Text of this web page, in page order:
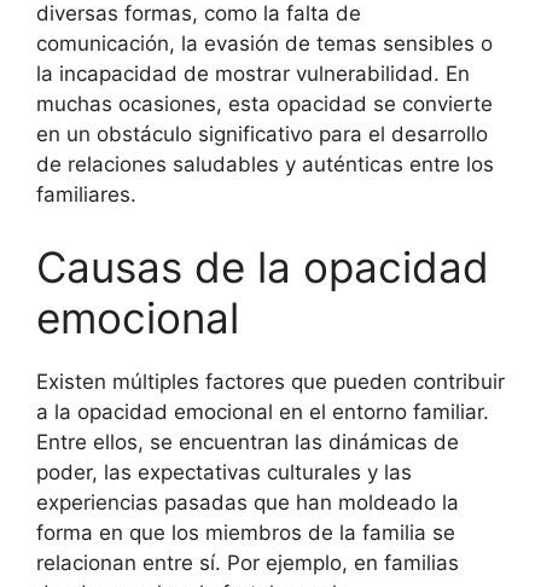
diversas formas, como la falta de
comunicación, la evasión de temas sensibles o
la incapacidad de mostrar vulnerabilidad. En
muchas ocasiones, esta opacidad se convierte
en un obstáculo significativo para el desarrollo
de relaciones saludables y auténticas entre los
familiares.
Causas de la opacidad
emocional
Existen múltiples factores que pueden contribuir
a la opacidad emocional en el entorno familiar.
Entre ellos, se encuentran las dinámicas de
poder, las expectativas culturales y las
experiencias pasadas que han moldeado la
forma en que los miembros de la familia se
relacionan entre sí. Por ejemplo, en familias